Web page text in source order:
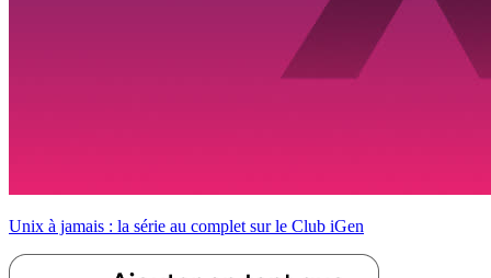
Unix à jamais : la série au complet sur le Club iGen